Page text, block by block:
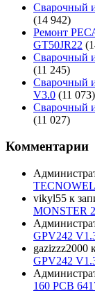
Сварочный
(14 942)
Ремонт
GT50JR22
Сварочный
(11 245)
Сварочный
V3.0 (11 073)
Сварочный
(11 027)
Комментарии
vikyl55 к
MONSTER
GPV242
gazizzz2000
GPV242
160 PCB